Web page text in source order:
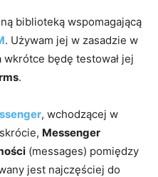
biblioteką wspomagającą
. Używam jej w zasadzie w
wkrótce będę testował jej
.
, wchodzącej w
Messenger
(messages) pomiędzy
jest najczęściej do